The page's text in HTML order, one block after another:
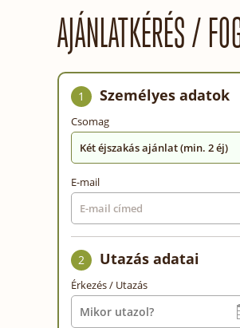
AJÁNLATKÉRÉS /
1 Személyes adatok
Csomag
Két éjszakás ajánlat (min. 2 éj)
E-mail
2 Utazás adatai
Érkezés / Utazás